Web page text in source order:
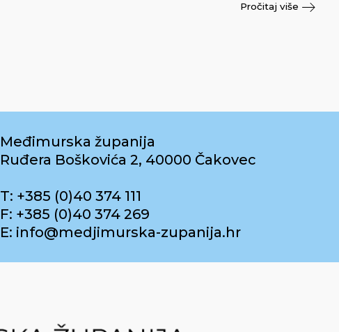
Pročitaj više
Međimurska županija
Ruđera Boškovića 2, 40000 Čakovec
T: +385 (0)40 374 111
F: +385 (0)40 374 269
E: info@medjimurska-zupanija.hr